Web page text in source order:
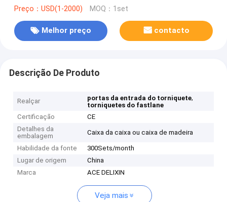
de cartões da identificação RFID leitor
Preço：USD(1-2000) MOQ：1set
Melhor preço contacto
Descrição De Produto
Realçar portas da entrada do torniquete,
torniquetes do fastlane
Certificação
CE
Detalhes da
embalagem
Caixa da caixa ou caixa de madeira
Habilidade da fonte
300Sets/month
Lugar de origem
China
Marca
ACE DELIXIN
Veja mais